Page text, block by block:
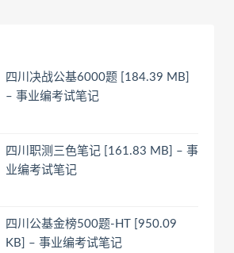
四川决战公基6000题 [184.39 MB]
– 事业编考试笔记
四川职测三色笔记 [161.83 MB] – 事
业编考试笔记
四川公基金榜500题-HT [950.09
KB] – 事业编考试笔记